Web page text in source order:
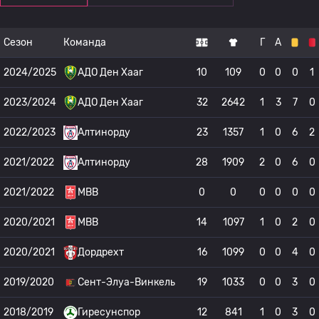
Сезон Команда Г А
2024/2025 АДО Ден Хааг 10 109 0 0 0 1
2023/2024 АДО Ден Хааг 32 2642 1 3 7 0
2022/2023 Алтинорду 23 1357 1 0 6 2
2021/2022 Алтинорду 28 1909 2 0 6 0
2021/2022 МВВ 0 0 0 0 0 0
2020/2021 МВВ 14 1097 1 0 2 0
2020/2021 Дордрехт 16 1099 0 0 4 0
2019/2020 Сент-Элуа-Винкель 19 1033 0 0 3 0
2018/2019 Гиресунспор 12 841 1 0 3 0